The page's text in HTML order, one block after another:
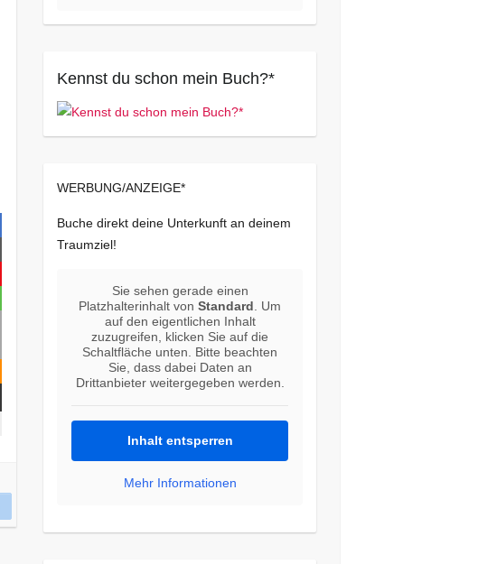
Kennst du schon mein Buch?*
WERBUNG/ANZEIGE*
Buche direkt deine Unterkunft an deinem
Traumziel!
Sie sehen gerade einen
Platzhalterinhalt vonStandard . Um
auf den eigentlichen Inhalt
zuzugreifen, klicken Sie auf die
Schaltfläche unten. Bitte beachten
Sie, dass dabei Daten an
Drittanbieter weitergegeben werden.
Inhalt entsperren
Mehr Informationen